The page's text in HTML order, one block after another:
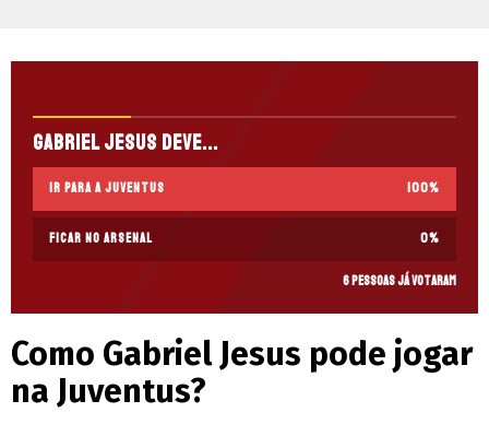
Gabriel Jesus deve...
Ir para a Juventus 100%
Ficar no Arsenal 0%
6 pessoas já votaram
Como Gabriel Jesus pode jogar
na Juventus?